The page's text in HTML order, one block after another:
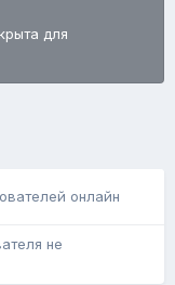
для
онлайн
не